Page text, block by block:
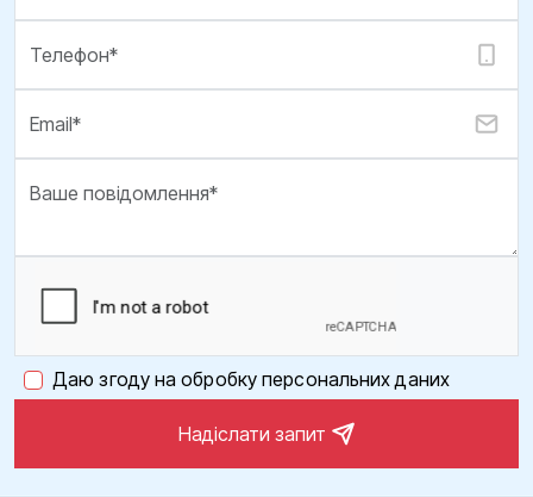
Даю згоду на обробку персональних даних
Надіслати запит